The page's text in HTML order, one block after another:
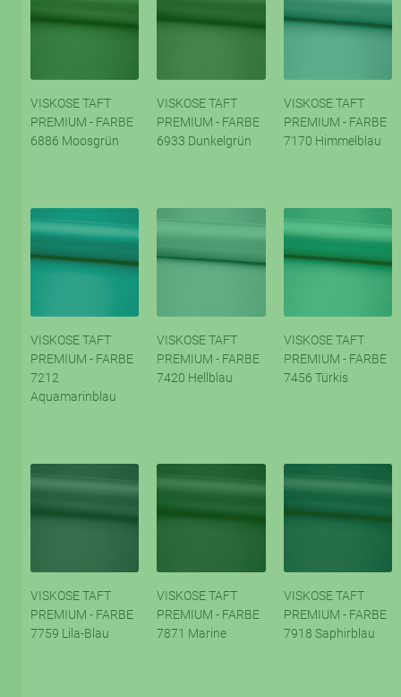
VISKOSE TAFT
PREMIUM - FARBE
6886 Moosgrün
VISKOSE TAFT
PREMIUM - FARBE
6933 Dunkelgrün
VISKOSE TAFT
PREMIUM - FARBE
7170 Himmelblau
VISKOSE TAFT
PREMIUM - FARBE
7212
Aquamarinblau
VISKOSE TAFT
PREMIUM - FARBE
7420 Hellblau
VISKOSE TAFT
PREMIUM - FARBE
7456 Türkis
VISKOSE TAFT
PREMIUM - FARBE
7759 Lila-Blau
VISKOSE TAFT
PREMIUM - FARBE
7871 Marine
VISKOSE TAFT
PREMIUM - FARBE
7918 Saphirblau